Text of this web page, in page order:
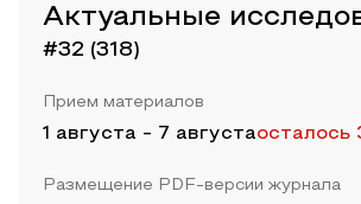
Актуальные
#32 (318)
Прием материалов
1 августа - 7 августаосталось
Размещение PDF-версии журнала